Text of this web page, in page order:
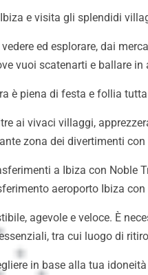
e visita gli splendidi
ed esplorare, dai
vuoi scatenarti e ballare
è piena di festa e follia
ai vivaci villaggi,
zona dei divertimenti
a Ibiza con Noble
aeroporto Ibiza con
agevole e veloce. È
tra cui luogo di
in base alla tua